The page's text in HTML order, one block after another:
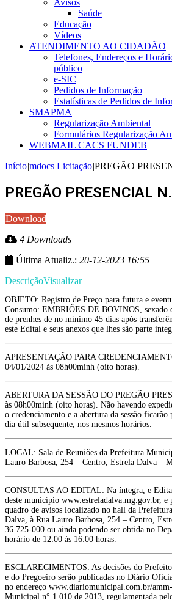
Avisos
Saúde
Educação
Vídeos
ATENDIMENTO AO CIDADÃO
Telefones, Endereços e
público
e-SIC
Pedidos de Informação
Estatísticas de Pedidos de
SMAPMA
Regularização Ambiental
Formulários Regularização
WEBMAIL CACS FUNDEB
Início|mdocs|Licitação|PREGÃO
PREGÃO PRESENCIAL
Download
4 Downloads
Última Atualiz.: 20-12-2023 16:55
DescriçãoVisualizar
OBJETO: Registro de Preço para futura e
Consumo: EMBRIÕES DE BOVINOS, sexado
de prenhes de no mínimo 45 dias após
este Edital e seus anexos que lhes são parte
APRESENTAÇÃO PARA
04/01/2024 às 08h00minh (oito horas).
ABERTURA DA SESSÃO DO PREGÃO
às 08h00minh (oito horas). Não havendo
o credenciamento e a abertura da sessão
dia útil subsequente, nos mesmos horários.
LOCAL: Sala de Reuniões da Prefeitura
Lauro Barbosa, 254 – Centro, Estrela Dalva –
CONSULTAS AO EDITAL: Na íntegra, e
deste município www.estreladalva.mg.gov.br, e
quadro de avisos localizado no hall da
Dalva, à Rua Lauro Barbosa, 254 – Centro,
36.725-000 ou ainda podendo ser obtida no
horário de 12:00 às 16:00 horas.
ESCLARECIMENTOS: As decisões do
e do Pregoeiro serão publicadas no Diário
no endereço www.diariomunicipal.com.br/
Municipal n° 1.010 de 2013, regulamentada